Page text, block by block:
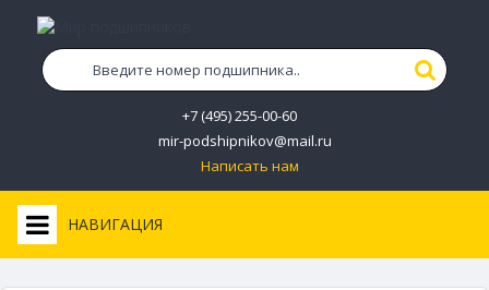
+7 (495) 255-00-60
mir-podshipnikov@mail.ru
Написать нам
НАВИГАЦИЯ